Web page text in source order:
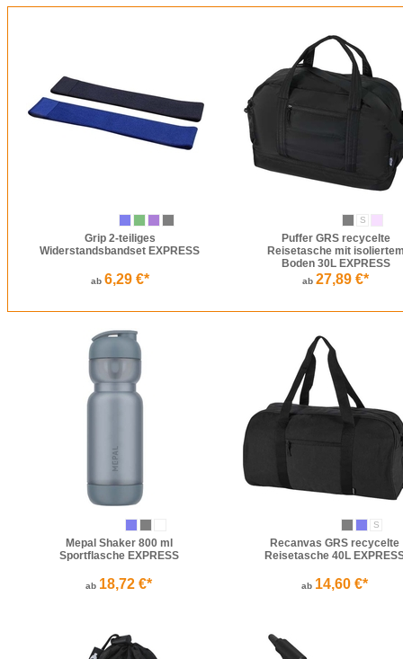
Grip 2-teiliges
Widerstandsbandset EXPRESS
ab 6,29 €*
S
Puffer GRS recycelte
Reisetasche mit
Boden 30L EXPRESS
ab 27,89 €*
Mepal Shaker 800 ml
Sportflasche EXPRESS
ab 18,72 €*
S
Recanvas GRS recycelte
Reisetasche 40L
ab 14,60 €*